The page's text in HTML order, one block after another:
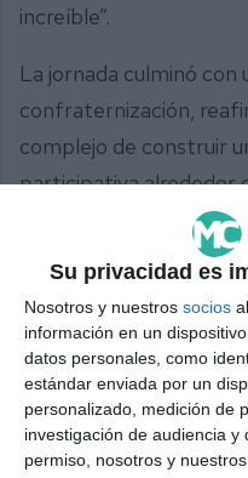
Su privacidad es
Nosotros y nuestros socios
información en un
datos personales, como
estándar enviada por un
personalizado, medición de
investigación de audiencia y
permiso, nosotros y
increíble”.
La jornada culminó con
confraternización,
complejo de construir
participativa alrededor
Comparte esta noticia
https://mijascom.com/
LA CALA RESORT GOLF
TAMBIÉN TE